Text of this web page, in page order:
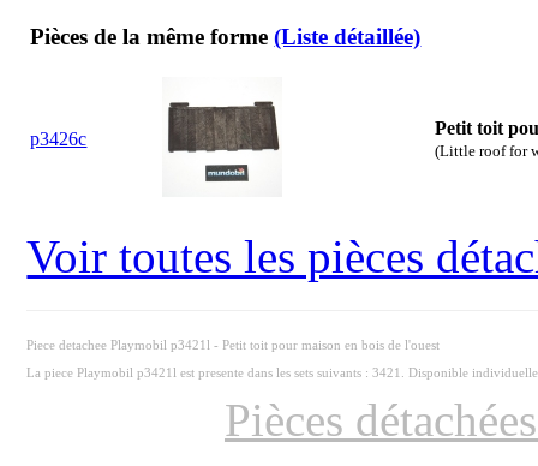
Pièces de la même forme(Liste détaillée)
p3426c
Petit toit
(Little roof for
Voir toutes les pièces
Piece detachee Playmobil p3421l - Petit toit pour maison en bois de l'ouest
La piece Playmobil p3421l est presente dans les sets suivants : 3421. Disponible
Pièces